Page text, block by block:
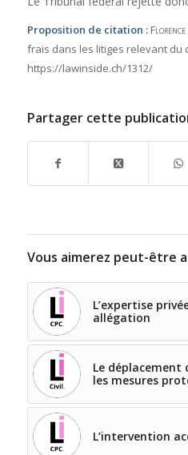
Proposition de citation :
frais dans les litiges relevant du
https://lawinside.ch/1312/
Partager cette
Vous aimerez peut-être
L’expertise
allégation
Le déplacement
les mesures
L’intervention